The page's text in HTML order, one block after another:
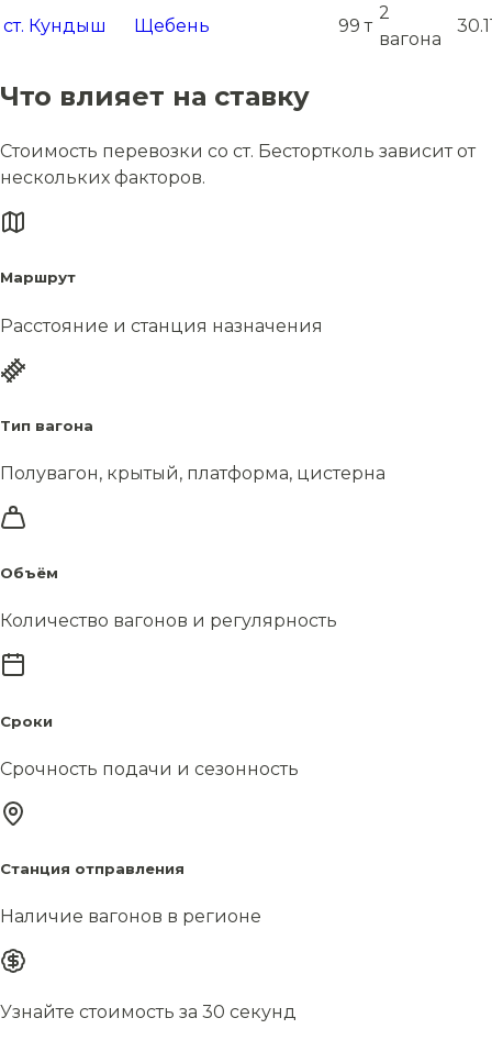
ст. Кундыш Щебень 99 т
2
вагона
Что влияет на ставку
Стоимость перевозки со ст. Бестортколь зависит от
нескольких факторов.
Маршрут
Расстояние и станция назначения
Тип вагона
Полувагон, крытый, платформа, цистерна
Объём
Количество вагонов и регулярность
Сроки
Срочность подачи и сезонность
Станция отправления
Наличие вагонов в регионе
Узнайте стоимость за 30 секунд